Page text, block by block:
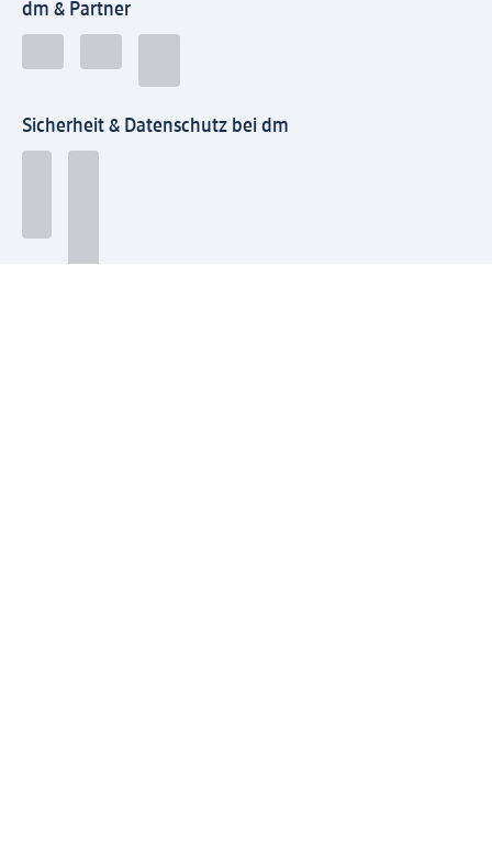
dm & Partner
Sicherheit & Datenschutz bei dm